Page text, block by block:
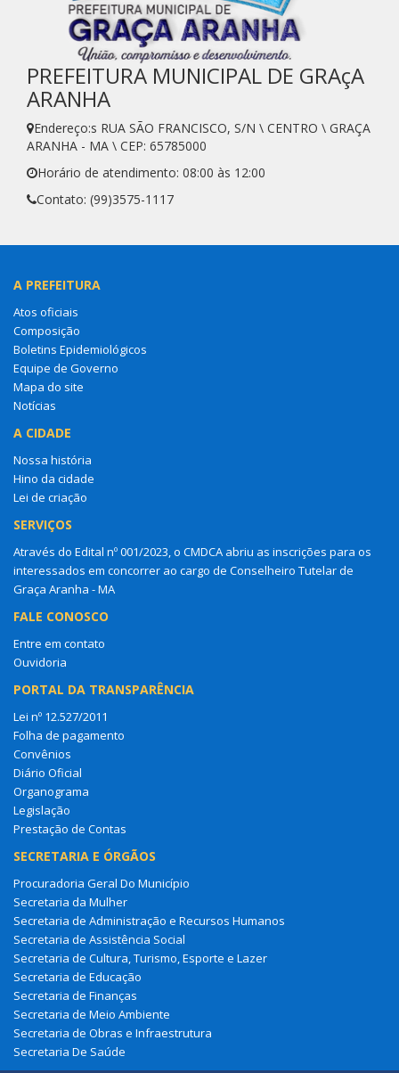
PREFEITURA MUNICIPAL DE GRAçA
ARANHA
Endereço:s RUA SÃO FRANCISCO, S/N \ CENTRO \ GRAÇA
ARANHA - MA \ CEP: 65785000
Horário de atendimento: 08:00 às 12:00
Contato: (99)3575-1117
A PREFEITURA
Atos oficiais
Composição
Boletins Epidemiológicos
Equipe de Governo
Mapa do site
Notícias
A CIDADE
Nossa história
Hino da cidade
Lei de criação
SERVIÇOS
Através do Edital nº 001/2023, o CMDCA abriu as inscrições para os
interessados em concorrer ao cargo de Conselheiro Tutelar de
Graça Aranha - MA
FALE CONOSCO
Entre em contato
Ouvidoria
PORTAL DA TRANSPARÊNCIA
Lei nº 12.527/2011
Folha de pagamento
Convênios
Diário Oficial
Organograma
Legislação
Prestação de Contas
SECRETARIA E ÓRGÃOS
Procuradoria Geral Do Município
Secretaria da Mulher
Secretaria de Administração e Recursos Humanos
Secretaria de Assistência Social
Secretaria de Cultura, Turismo, Esporte e Lazer
Secretaria de Educação
Secretaria de Finanças
Secretaria de Meio Ambiente
Secretaria de Obras e Infraestrutura
Secretaria De Saúde